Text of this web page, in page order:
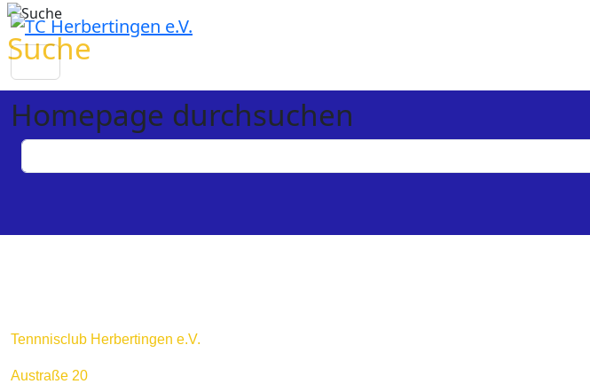
Suche
Homepage durchsuchen
Tennnisclub Herbertingen e.V.
Austraße 20